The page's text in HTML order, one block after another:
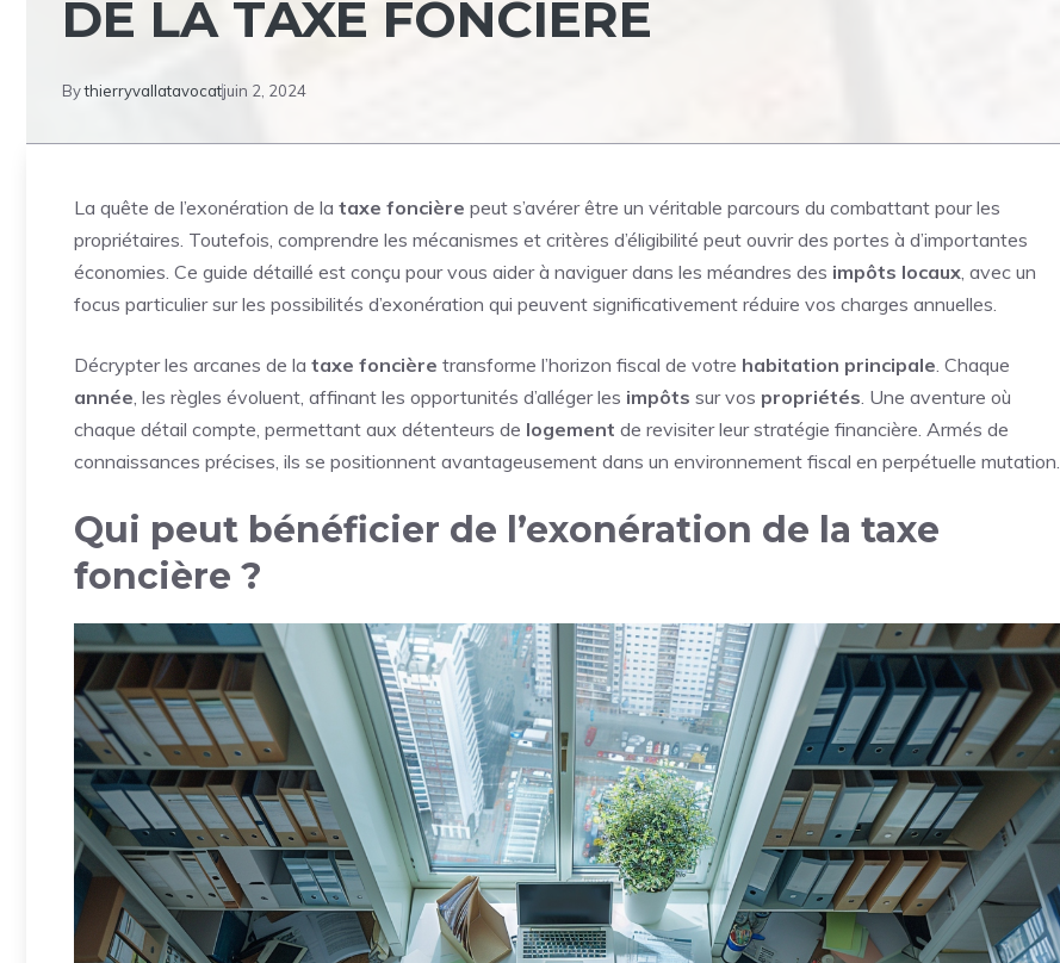
DE LA TAXE FONCIÈRE
Bythierryvallatavocatjuin 2, 2024
La quête de l’exonération de la taxe foncière peut s’avérer être un véritable parcours du combattant pour les
propriétaires. Toutefois, comprendre les mécanismes et critères d’éligibilité peut ouvrir des portes à d’importantes
économies. Ce guide détaillé est conçu pour vous aider à naviguer dans les méandres des impôts locaux, avec un
focus particulier sur les possibilités d’exonération qui peuvent significativement réduire vos charges annuelles.
Décrypter les arcanes de la taxe foncière transforme l’horizon fiscal de votre habitation principale. Chaque
année, les règles évoluent, affinant les opportunités d’alléger les impôts sur vos propriétés. Une aventure où
chaque détail compte, permettant aux détenteurs de logement de revisiter leur stratégie financière. Armés de
connaissances précises, ils se positionnent avantageusement dans un environnement fiscal en perpétuelle mutation.
Qui peut bénéficier de l’exonération de la taxe
foncière ?